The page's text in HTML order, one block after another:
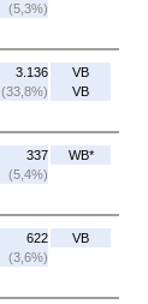
(5,3%)
3.136
(33,8%)
VB
VB
337
(5,4%)
WB*
622
(3,6%)
VB